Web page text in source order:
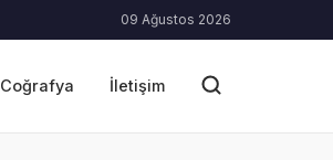
09 Ağustos 2026
Coğrafya İletişim